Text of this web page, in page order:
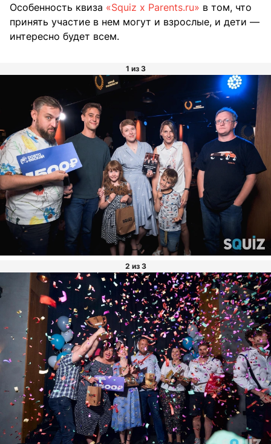
Особенность квиза «Squiz x Parents.ru» в том, что
принять участие в нем могут и взрослые, и дети —
интересно будет всем.
1 из 3
2 из 3